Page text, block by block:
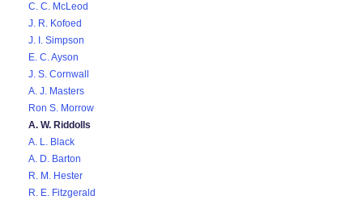
C. C. McLeod
J. R. Kofoed
J. I. Simpson
E. C. Ayson
J. S. Cornwall
A. J. Masters
Ron S. Morrow
A. W. Riddolls
A. L. Black
A. D. Barton
R. M. Hester
R. E. Fitzgerald